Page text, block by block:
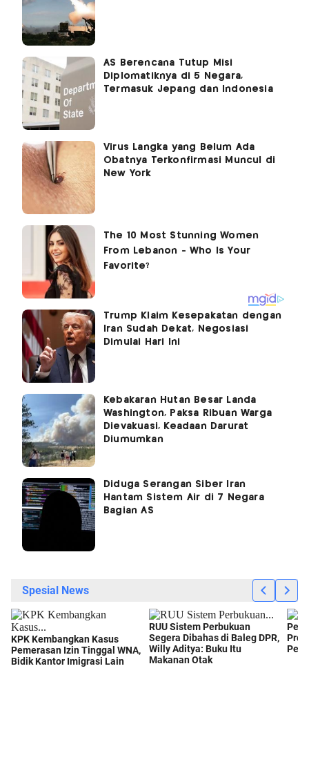
AS Berencana Tutup Misi
Diplomatiknya di 5 Negara,
Termasuk Jepang dan Indonesia
Virus Langka yang Belum Ada
Obatnya Terkonfirmasi Muncul di
New York
Trump Klaim Kesepakatan dengan
Iran Sudah Dekat, Negosiasi
Dimulai Hari Ini
Kebakaran Hutan Besar Landa
Washington, Paksa Ribuan Warga
Dievakuasi, Keadaan Darurat
Diumumkan
Diduga Serangan Siber Iran
Hantam Sistem Air di 7 Negara
Bagian AS